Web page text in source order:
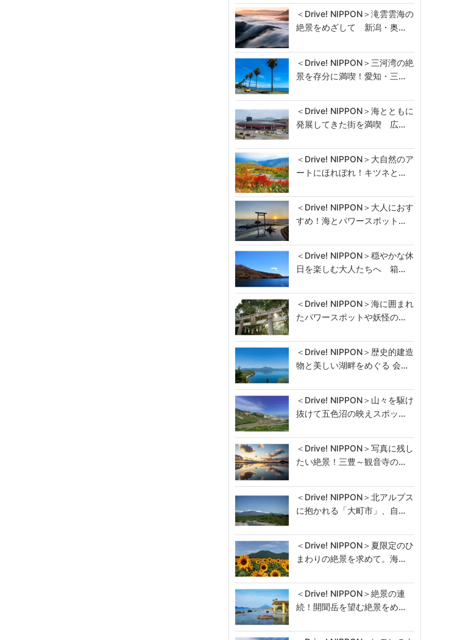
＜Drive! NIPPON＞滝雲雲海の
絶景をめざして 新潟・奥…
＜Drive! NIPPON＞三河湾の絶
景を存分に満喫！愛知・三…
＜Drive! NIPPON＞海とともに
発展してきた街を満喫 広…
＜Drive! NIPPON＞大自然のア
ートにほれぼれ！キツネと…
＜Drive! NIPPON＞大人におす
すめ！海とパワースポット…
＜Drive! NIPPON＞穏やかな休
日を楽しむ大人たちへ 箱…
＜Drive! NIPPON＞海に囲まれ
たパワースポットや妖怪の…
＜Drive! NIPPON＞歴史的建造
物と美しい湖畔をめぐる 会…
＜Drive! NIPPON＞山々を駆け
抜けて五色沼の映えスポッ…
＜Drive! NIPPON＞写真に残し
たい絶景！三豊～観音寺の…
＜Drive! NIPPON＞北アルプス
に抱かれる「大町市」、自…
＜Drive! NIPPON＞夏限定のひ
まわりの絶景を求めて。海…
＜Drive! NIPPON＞絶景の連
続！開聞岳を望む絶景をめ…